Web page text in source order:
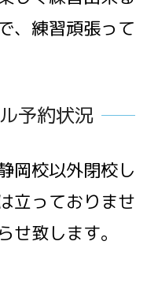
、練習頑張って
予約状況
岡校以外閉校し
立っておりませ
せ致します。